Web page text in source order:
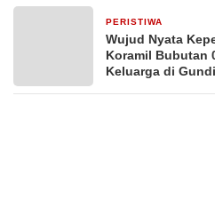
PERISTIWA
Wujud Nyata
Koramil Bubutan
Keluarga di